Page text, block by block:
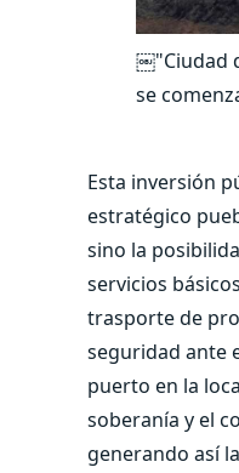
￼"Ciudad
se
Esta inversión
estratégico
sino la
servicios
trasporte de
seguridad ante
puerto en la
soberanía y el
generando así